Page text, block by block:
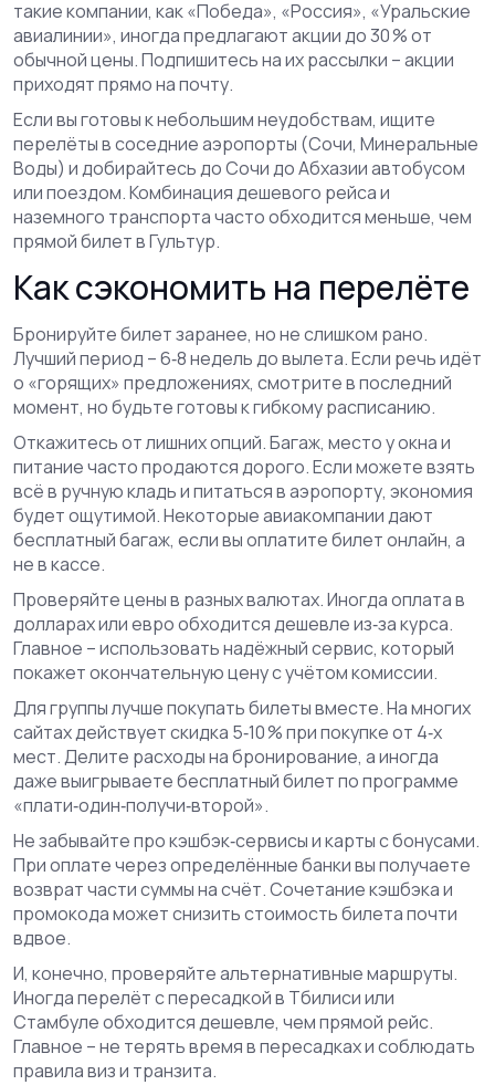
такие компании, как «Победа», «Россия», «Уральские
авиалинии», иногда предлагают акции до 30 % от
обычной цены. Подпишитесь на их рассылки – акции
приходят прямо на почту.
Если вы готовы к небольшим неудобствам, ищите
перелёты в соседние аэропорты (Сочи, Минеральные
Воды) и добирайтесь до Сочи до Абхазии автобусом
или поездом. Комбинация дешевого рейса и
наземного транспорта часто обходится меньше, чем
прямой билет в Гультур.
Как сэкономить на перелёте
Бронируйте билет заранее, но не слишком рано.
Лучший период – 6‑8 недель до вылета. Если речь идёт
о «горящих» предложениях, смотрите в последний
момент, но будьте готовы к гибкому расписанию.
Откажитесь от лишних опций. Багаж, место у окна и
питание часто продаются дорого. Если можете взять
всё в ручную кладь и питаться в аэропорту, экономия
будет ощутимой. Некоторые авиакомпании дают
бесплатный багаж, если вы оплатите билет онлайн, а
не в кассе.
Проверяйте цены в разных валютах. Иногда оплата в
долларах или евро обходится дешевле из‑за курса.
Главное – использовать надёжный сервис, который
покажет окончательную цену с учётом комиссии.
Для группы лучше покупать билеты вместе. На многих
сайтах действует скидка 5‑10 % при покупке от 4‑х
мест. Делите расходы на бронирование, а иногда
даже выигрываете бесплатный билет по программе
«плати‑один‑получи‑второй».
Не забывайте про кэшбэк‑сервисы и карты с бонусами.
При оплате через определённые банки вы получаете
возврат части суммы на счёт. Сочетание кэшбэка и
промокода может снизить стоимость билета почти
вдвое.
И, конечно, проверяйте альтернативные маршруты.
Иногда перелёт с пересадкой в Тбилиси или
Стамбуле обходится дешевле, чем прямой рейс.
Главное – не терять время в пересадках и соблюдать
правила виз и транзита.